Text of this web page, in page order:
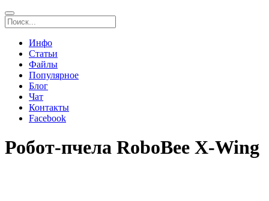
Инфо
Статьи
Файлы
Популярное
Блог
Чат
Контакты
Facebook
Робот-пчела RoboBee X-Wing